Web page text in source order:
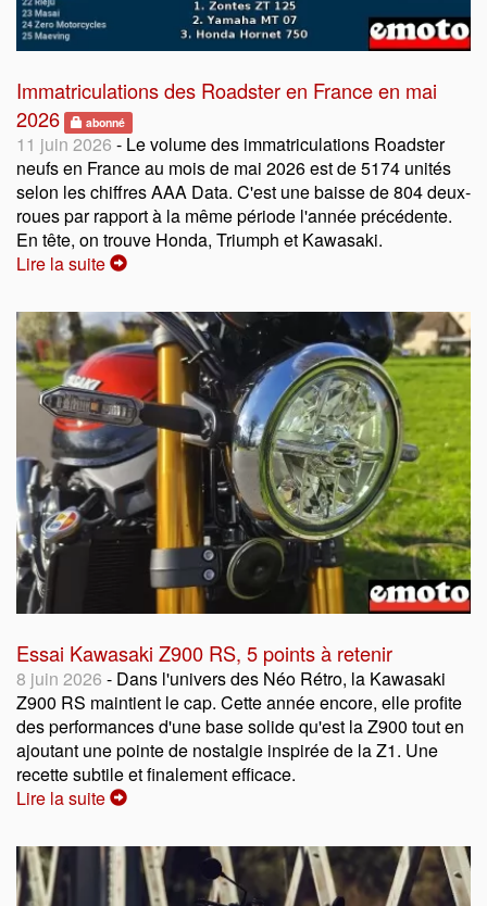
Immatriculations des Roadster en France en mai
2026
abonné
11 juin 2026 - Le volume des immatriculations Roadster
neufs en France au mois de mai 2026 est de 5174 unités
selon les chiffres AAA Data. C'est une baisse de 804 deux-
roues par rapport à la même période l'année précédente.
En tête, on trouve Honda, Triumph et Kawasaki.
Lire la suite
Essai Kawasaki Z900 RS, 5 points à retenir
8 juin 2026 - Dans l'univers des Néo Rétro, la Kawasaki
Z900 RS maintient le cap. Cette année encore, elle profite
des performances d'une base solide qu'est la Z900 tout en
ajoutant une pointe de nostalgie inspirée de la Z1. Une
recette subtile et finalement efficace.
Lire la suite